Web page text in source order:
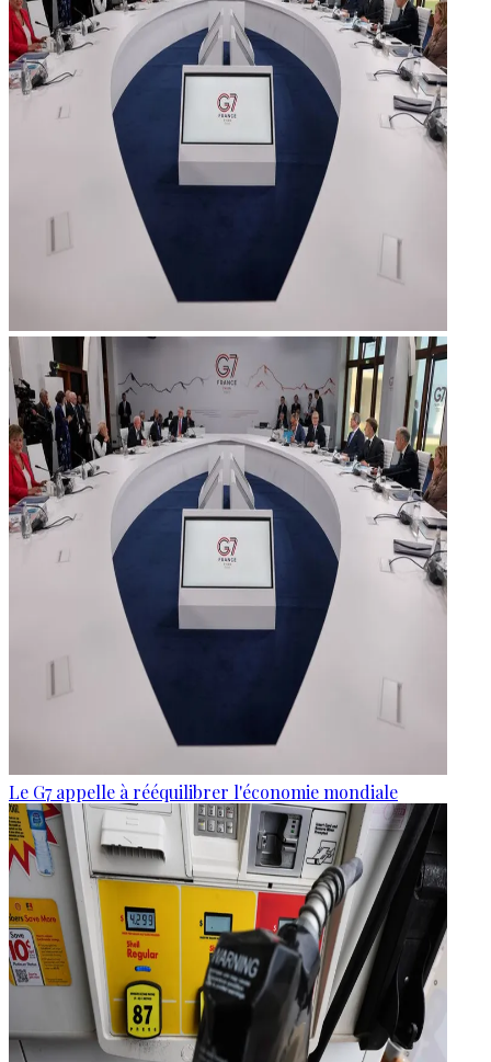
Le G7 appelle à rééquilibrer l'économie mondiale